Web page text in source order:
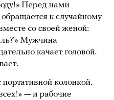
Перед нами
к случайному
со своей женой:
Мужчина
качает головой.
колонкой.
— и рабочие